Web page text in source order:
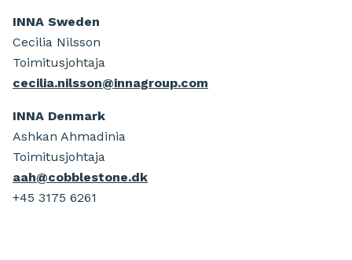
INNA Sweden
Cecilia Nilsson
Toimitusjohtaja
cecilia.nilsson@innagroup.com
INNA Denmark
Ashkan Ahmadinia
Toimitusjohtaja
aah@cobblestone.dk
+45 3175 6261